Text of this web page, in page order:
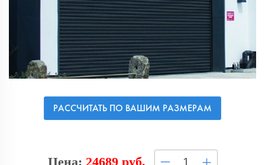
РАССЧИТАТЬ ПО ВАШИМ РАЗМЕРАМ
Цена: 24689 руб. –